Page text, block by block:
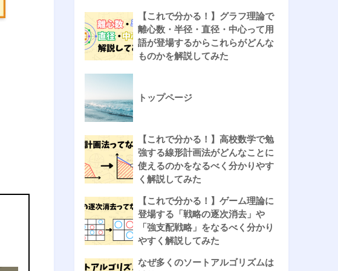
【これで分かる！】グラフ理論で
離心数・半径・直径・中心って用
語が登場するからこれらがどんな
ものかを解説してみた
トップページ
【これで分かる！】高校数学で勉
強する線形計画法がどんなことに
使えるのかをなるべく分かりやす
く解説してみた
【これで分かる！】ゲーム理論に
登場する「戦略の逐次消去」や
「強支配戦略」をなるべく分かり
やすく解説してみた
なぜ多くのソートアルゴリズムは